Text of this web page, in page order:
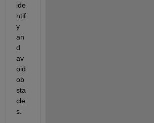
ide
ntif
y
an
d
av
oid
ob
sta
cle
s.